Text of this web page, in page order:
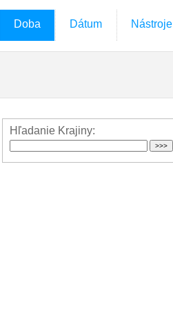
Doba Dátum Nástroje
Hľadanie Krajiny: